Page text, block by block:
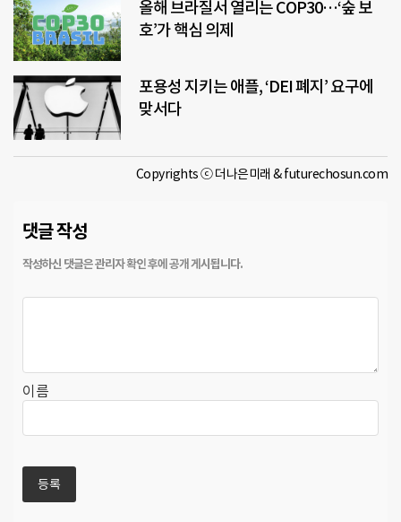
올해 브라질서 열리는 COP30…‘숲 보
호’가 핵심 의제
포용성 지키는 애플, ‘DEI 폐지’ 요구에
맞서다
Copyrights ⓒ 더나은미래 & futurechosun.com
댓글 작성
이름